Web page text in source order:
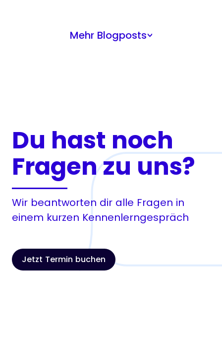
Mehr Blogposts>
Du hast noch
Fragen zu uns?
Wir beantworten dir alle Fragen in
einem kurzen Kennenlerngespräch
Jetzt Termin buchen